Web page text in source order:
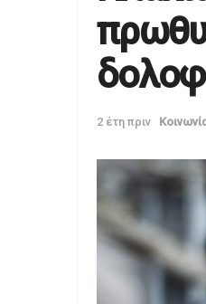
2 έτη πριν